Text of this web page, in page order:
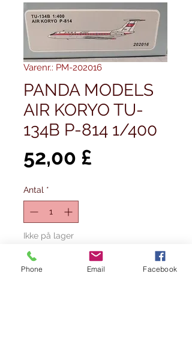
Varenr.: PM-202016
PANDA MODELS
AIR KORYO TU-
134B P-814 1/400
52,00 £
Antal *
Ikke på lager
Giv besked når det er på lager
Phone Email Facebook